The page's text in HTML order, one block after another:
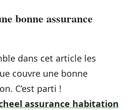
bonne assurance
dans cet article les
couvre une bonne
C’est parti !
assurance habitation